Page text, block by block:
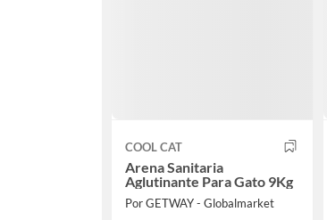
COOL CAT
Arena Sanitaria
Aglutinante Para Gato 9Kg
Por GETWAY - Globalmarket